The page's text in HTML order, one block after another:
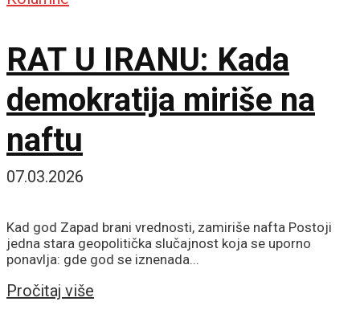
RAT U IRANU: Kada
demokratija miriše na
naftu
07.03.2026
Kad god Zapad brani vrednosti, zamiriše nafta Postoji
jedna stara geopolitička slučajnost koja se uporno
ponavlja: gde god se iznenada...
Pročitaj više